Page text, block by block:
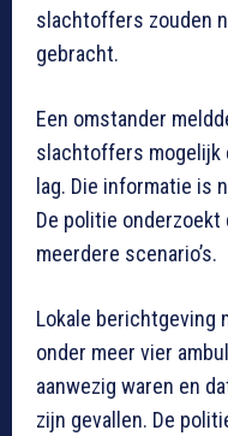
slachtoffers zouden
gebracht.
Een omstander
slachtoffers mogelijk
lag. Die informatie is
De politie onderzoekt
meerdere scenario’s.
Lokale berichtgeving
onder meer vier
aanwezig waren en
zijn gevallen. De